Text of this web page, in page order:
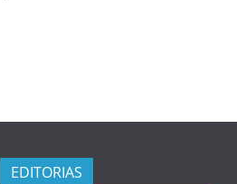
EDITORIAS